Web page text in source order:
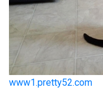
www1.pretty52.com